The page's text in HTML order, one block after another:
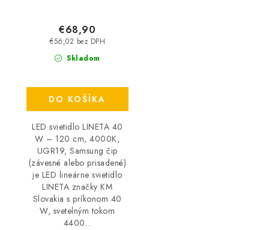
Skladom
€56,02 bez DPH
€68,90
DO KOŠÍKA
LED svietidlo LINETA 40
W – 120 cm, 4000K,
UGR19, Samsung čip
(závesné alebo prisadené)
je LED lineárne svietidlo
LINETA značky KM
Slovakia s príkonom 40
W, svetelným tokom
4400...